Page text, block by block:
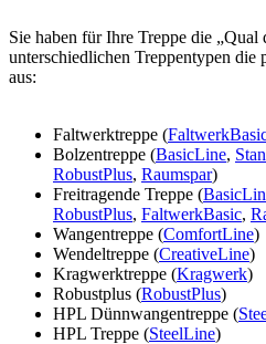
Sie haben für Ihre Treppe die „Qual
unterschiedlichen Treppentypen die
aus:
Faltwerktreppe (
Bolzentreppe (BasicLine,
RobustPlus, Raumspar)
Freitragende Treppe (
RobustPlus, FaltwerkBasic,
Wangentreppe (ComfortLine)
Wendeltreppe (CreativeLine)
Kragwerktreppe (Kragwerk)
Robustplus (RobustPlus)
HPL Dünnwangentreppe (
HPL Treppe (SteelLine)